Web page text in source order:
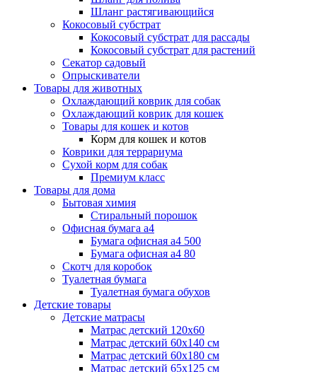
Шланг растягивающийся
Кокосовый субстрат
Кокосовый субстрат для рассады
Кокосовый субстрат для растений
Секатор садовый
Опрыскиватели
Товары для животных
Охлаждающий коврик для собак
Охлаждающий коврик для кошек
Товары для кошек и котов
Корм для кошек и котов
Коврики для террариума
Сухой корм для собак
Премиум класс
Товары для дома
Бытовая химия
Стиральный порошок
Офисная бумага а4
Бумага офисная а4 500
Бумага офисная а4 80
Скотч для коробок
Туалетная бумага
Туалетная бумага обухов
Детские товары
Детские матрасы
Матрас детский 120х60
Матрас детский 60х140 см
Матрас детский 60х180 см
Матрас детский 65х125 см